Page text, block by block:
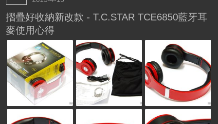
摺疊好收納新改款 - T.C.STAR TCE6850藍牙耳
麥使用心得